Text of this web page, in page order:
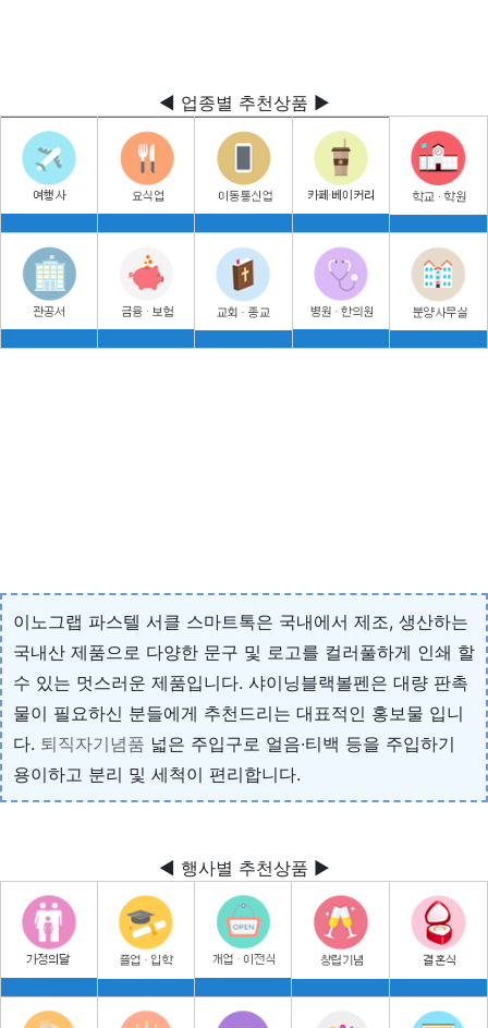
◀ 업종별 추천상품 ▶
이노그랩 파스텔 서클 스마트톡은 국내에서 제조, 생산하는
국내산 제품으로 다양한 문구 및 로고를 컬러풀하게 인쇄 할
수 있는 멋스러운 제품입니다. 샤이닝블랙볼펜은 대량 판촉
물이 필요하신 분들에게 추천드리는 대표적인 홍보물 입니
다. 퇴직자기념품 넓은 주입구로 얼음·티백 등을 주입하기
용이하고 분리 및 세척이 편리합니다.
◀ 행사별 추천상품 ▶